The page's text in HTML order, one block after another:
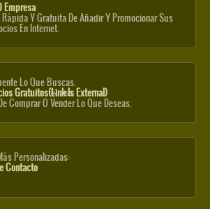
Empresa
Y Gratuita De Añadir Y Promocionar Sus
En Internet.
Lo Que Buscas.
Gratuitos(link Is External)
Comprar O Vender Lo Que Deseas.
Personalizadas:
Contacto